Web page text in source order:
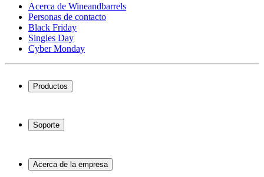
Acerca de Wineandbarrels
Personas de contacto
Black Friday
Singles Day
Cyber Monday
Productos
Botelleros
Muebles para vino
Soporte
Servicio
Pago
Acerca de la empresa